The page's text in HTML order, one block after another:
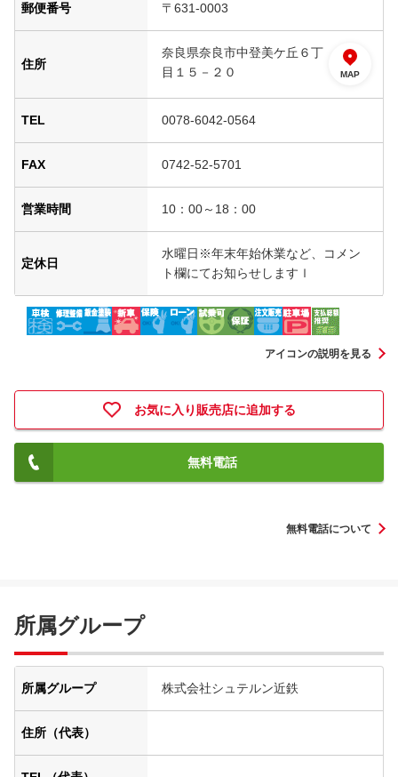
郵便番号 〒631-0003
住所
奈良県奈良市中登美ケ丘６丁
目１５－２０
MAP
TEL 0078-6042-0564
FAX 0742-52-5701
営業時間 10：00～18：00
定休日
水曜日※年末年始休業など、コメン
ト欄にてお知らせしますｌ
アイコンの説明を見る
お気に入り販売店に追加する
無料電話
無料電話について
所属グループ
所属グループ 株式会社シュテルン近鉄
住所（代表）